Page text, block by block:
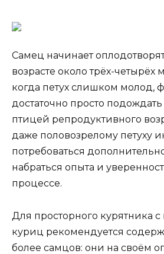
Самец начинает
возрасте около трёх-четырёх
когда петух слишком молод,
достаточно просто
птицей репродуктивного
даже половозрелому петуху
потребоваться
набраться опыта и
процессе.
Для просторного курятника
куриц рекомендуется
более самцов: они на своём